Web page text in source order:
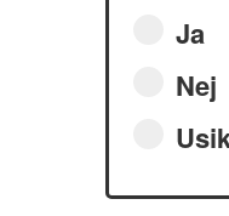
Ja
Nej